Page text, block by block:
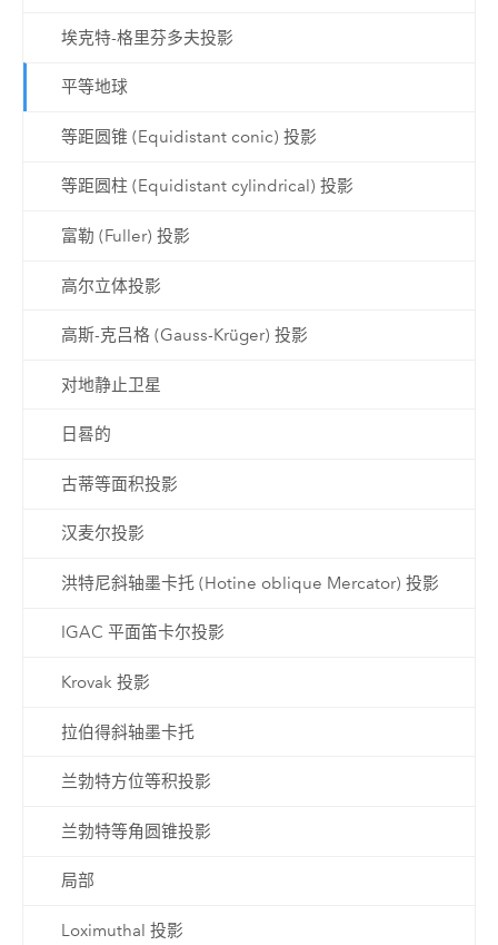
埃克特-格里芬多夫投影
平等地球
等距圆锥 (Equidistant conic) 投影
等距圆柱 (Equidistant cylindrical) 投影
富勒 (Fuller) 投影
高尔立体投影
高斯-克吕格 (Gauss-Krüger) 投影
对地静止卫星
日晷的
古蒂等面积投影
汉麦尔投影
洪特尼斜轴墨卡托 (Hotine oblique Mercator) 投影
IGAC 平面笛卡尔投影
Krovak 投影
拉伯得斜轴墨卡托
兰勃特方位等积投影
兰勃特等角圆锥投影
局部
Loximuthal 投影